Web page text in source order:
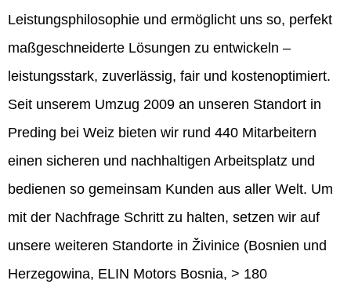
Leistungsphilosophie und ermöglicht uns so, perfekt
maßgeschneiderte Lösungen zu entwickeln –
leistungsstark, zuverlässig, fair und kostenoptimiert.
Seit unserem Umzug 2009 an unseren Standort in
Preding bei Weiz bieten wir rund 440 Mitarbeitern
einen sicheren und nachhaltigen Arbeitsplatz und
bedienen so gemeinsam Kunden aus aller Welt. Um
mit der Nachfrage Schritt zu halten, setzen wir auf
unsere weiteren Standorte in Živinice (Bosnien und
Herzegowina, ELIN Motors Bosnia, > 180